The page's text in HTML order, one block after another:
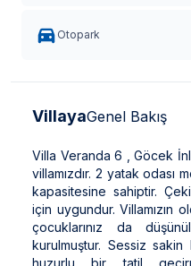
Otopark
VillayaGenel Bakış
Villa Veranda 6 , Göcek
villamızdır. 2 yatak odası
kapasitesine sahiptir.
için uygundur. Villamızın
çocuklarınız da
kurulmuştur. Sessiz sakin
huzurlu bir tatil